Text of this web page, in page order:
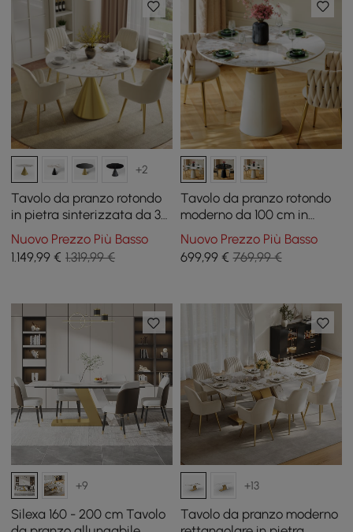
+2
Tavolo da pranzo rotondo
in pietra sinterizzata da 39"
con base in oro spazzolato
per 2 persone
Nuovo Prezzo Più Basso
1.149,99 € 1.319,99 €
Tavolo da pranzo rotondo
moderno da 100 cm in
pietra sinterizzata lucida
con base rivestita in pelle, 2
posti
Nuovo Prezzo Più Basso
699,99€ 769,99 €
+9
Silexa 160 - 200 cm Tavolo
+13
Tavolo da pranzo moderno